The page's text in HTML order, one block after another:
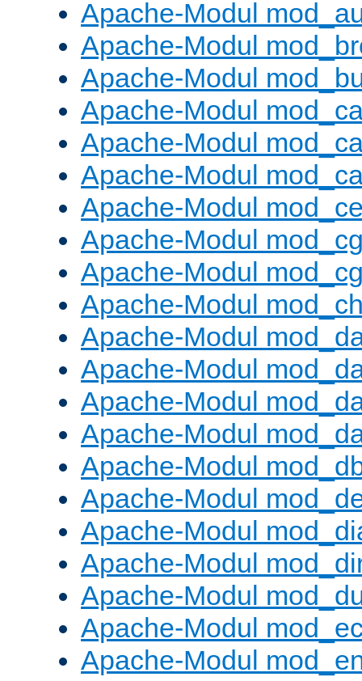
Apache-Modul
Apache-Modul
Apache-Modul
Apache-Modul
Apache-Modul
Apache-Modul
Apache-Modul
Apache-Modul
Apache-Modul
Apache-Modul
Apache-Modul
Apache-Modul
Apache-Modul
Apache-Modul
Apache-Modul
Apache-Modul
Apache-Modul
Apache-Modul
Apache-Modul
Apache-Modul
Apache-Modul